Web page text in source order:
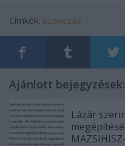
Címkék: szavazás
Ajánlott bejegyzések:
Lázár